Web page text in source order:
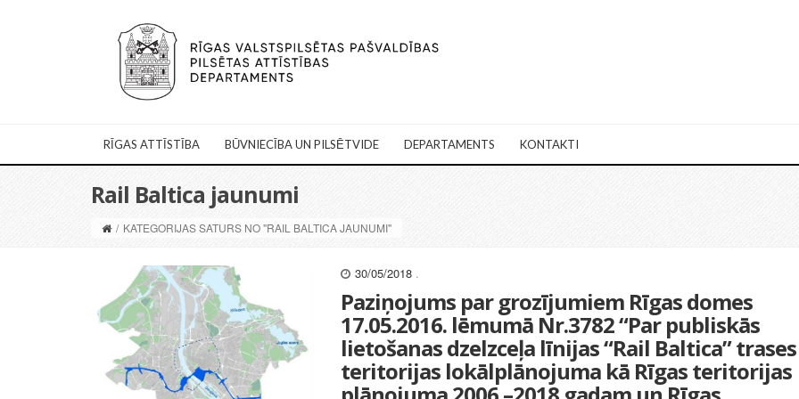
RĪGAS ATTĪSTĪBA BŪVNIECĪBA UN PILSĒTVIDE DEPARTAMENTS KONTAKTI
Rail Baltica jaunumi
/ KATEGORIJAS SATURS NO "RAIL BALTICA JAUNUMI"
30/05/2018 .
Paziņojums par grozījumiem Rīgas domes
17.05.2016. lēmumā Nr.3782 “Par publiskās
lietošanas dzelzceļa līnijas “Rail Baltica” trases
teritorijas lokālplānojuma kā Rīgas teritorijas